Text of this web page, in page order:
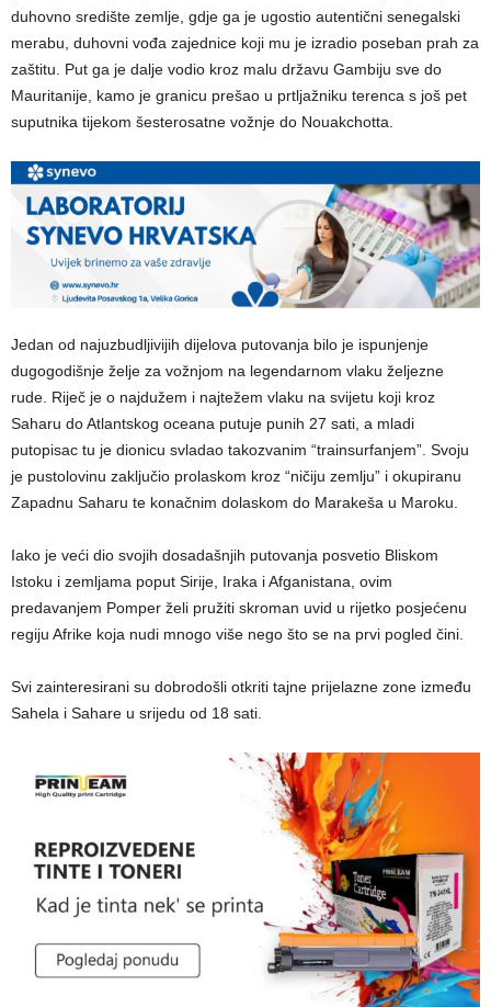
duhovno središte zemlje, gdje ga je ugostio autentični senegalski
merabu, duhovni vođa zajednice koji mu je izradio poseban prah za
zaštitu. Put ga je dalje vodio kroz malu državu Gambiju sve do
Mauritanije, kamo je granicu prešao u prtljažniku terenca s još pet
suputnika tijekom šesterosatne vožnje do Nouakchotta.
Jedan od najuzbudljivijih dijelova putovanja bilo je ispunjenje
dugogodišnje želje za vožnjom na legendarnom vlaku željezne
rude. Riječ je o najdužem i najtežem vlaku na svijetu koji kroz
Saharu do Atlantskog oceana putuje punih 27 sati, a mladi
putopisac tu je dionicu svladao takozvanim “trainsurfanjem”. Svoju
je pustolovinu zaključio prolaskom kroz “ničiju zemlju” i okupiranu
Zapadnu Saharu te konačnim dolaskom do Marakeša u Maroku.
Iako je veći dio svojih dosadašnjih putovanja posvetio Bliskom
Istoku i zemljama poput Sirije, Iraka i Afganistana, ovim
predavanjem Pomper želi pružiti skroman uvid u rijetko posjećenu
regiju Afrike koja nudi mnogo više nego što se na prvi pogled čini.
Svi zainteresirani su dobrodošli otkriti tajne prijelazne zone između
Sahela i Sahare u srijedu od 18 sati.